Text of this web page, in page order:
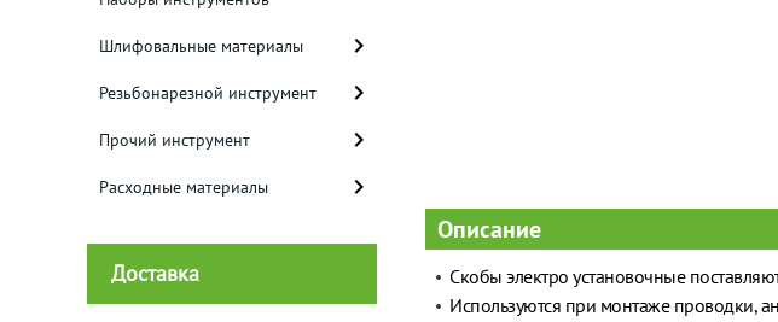
Шлифовальные материалы
Резьбонарезной инструмент
Прочий инструмент
Расходные материалы
Доставка
Описание
Скобы электро установочные
Используются при монтаже проводки,